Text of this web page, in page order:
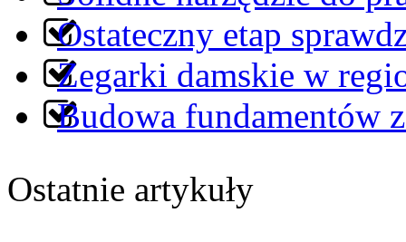
Ostateczny etap
Zegarki damskie w
Budowa fundamentów
Ostatnie artykuły